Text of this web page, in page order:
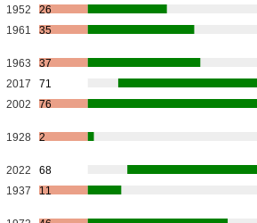
1952
26
1961 35
1963
37
2017
71
2002 76
1928 2
2022
68
1937 11